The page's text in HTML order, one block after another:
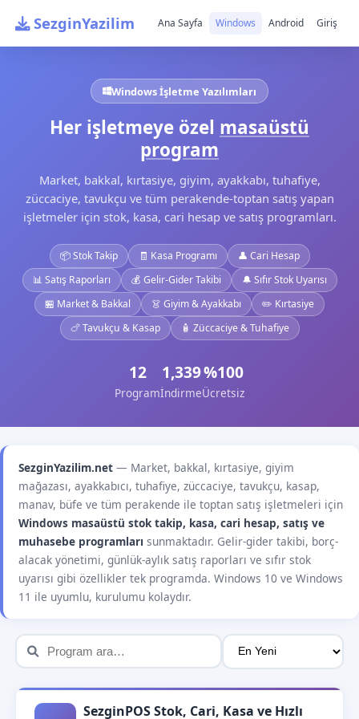
SezginYazilim Ana Sayfa Windows Android Giriş
Windows İşletme Yazılımları
Her işletmeye özel masaüstü
program
Market, bakkal, kırtasiye, giyim, ayakkabı, tuhafiye,
züccaciye, tavukçu ve tüm perakende-toptan satış yapan
işletmeler için stok, kasa, cari hesap ve satış programları.
📦 Stok Takip 🧾 Kasa Programı
👤 Cari Hesap
📊 Satış Raporları
💰 Gelir-Gider Takibi
🔔 Sıfır Stok Uyarısı
🏪 Market & Bakkal
👗 Giyim & Ayakkabı
✏️ Kırtasiye
🍗 Tavukçu & Kasap
🧴 Züccaciye & Tuhafiye
12
Program
1,339
İndirme
%100
Ücretsiz
SezginYazilim.net — Market, bakkal, kırtasiye, giyim
mağazası, ayakkabıcı, tuhafiye, züccaciye, tavukçu, kasap,
manav, büfe ve tüm perakende ile toptan satış işletmeleri için
Windows masaüstü stok takip, kasa, cari hesap, satış ve
muhasebe programları sunmaktadır. Gelir-gider takibi, borç-
alacak yönetimi, günlük-aylık satış raporları ve sıfır stok
uyarısı gibi özellikler tek programda. Windows 10 ve Windows
11 ile uyumlu, kurulumu kolaydır.
SezginPOS Stok, Cari, Kasa ve Hızlı